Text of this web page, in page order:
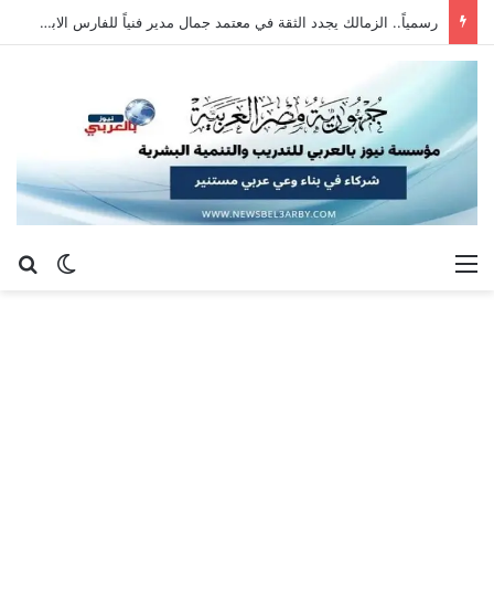
رسمياً.. الزمالك يجدد الثقة في معتمد جمال مدير فنياً للفارس الابيض
الوضع القائمة